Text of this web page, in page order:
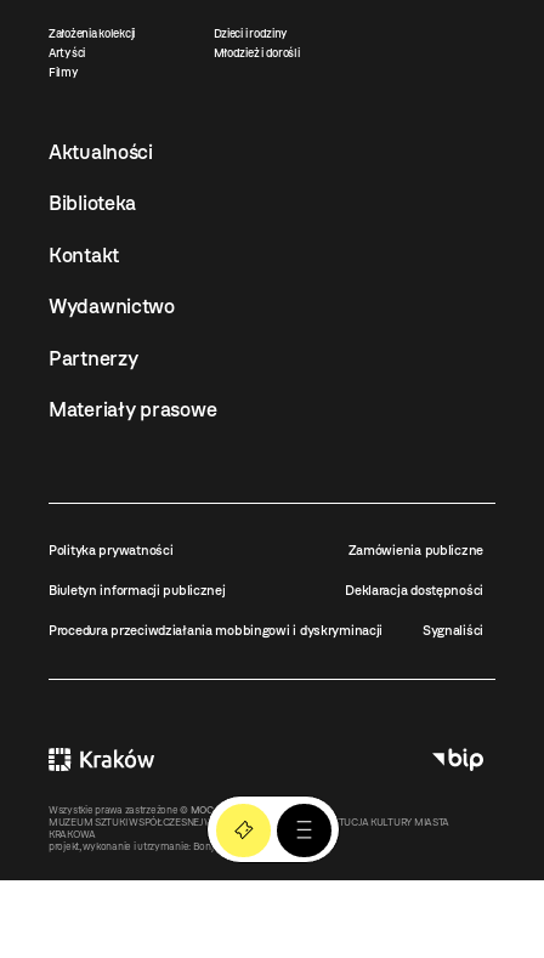
Założenia kolekcji
Artyści
Filmy
Dzieci i rodziny
Młodzież i dorośli
Aktualności
Biblioteka
Kontakt
Wydawnictwo
Partnerzy
Materiały prasowe
Polityka prywatności Zamówienia publiczne
Biuletyn informacji publicznej Deklaracja dostępności
Procedura przeciwdziałania mobbingowi i dyskryminacji Sygnaliści
Wszystkie prawa zastrzeżone © MOCAK2011-2026
MUZEUM SZTUKI WSPÓŁCZESNEJ W KRAKOWIE MOCAK – INSTYTUCJA KULTURY MIASTA
KRAKOWA
projekt, wykonanie i utrzymanie: Bonjour.pl